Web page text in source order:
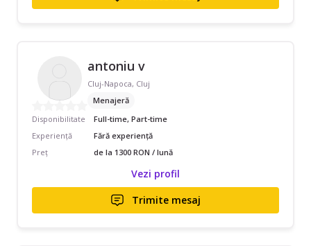
antoniu v
Cluj-Napoca, Cluj
Menajeră
Disponibilitate
Full-time, Part-time
Experiență
Fără experiență
Preț
de la 1300 RON / lună
Vezi profil
Trimite mesaj